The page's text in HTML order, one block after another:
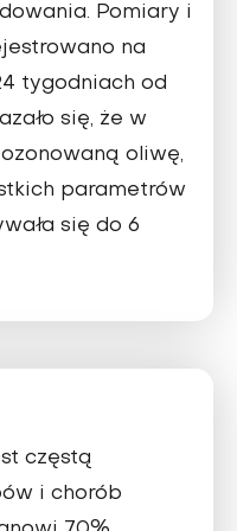
Pomiary i
na
tygodniach od
się, że w
oliwę,
parametrów
się do 6
częstą
i chorób